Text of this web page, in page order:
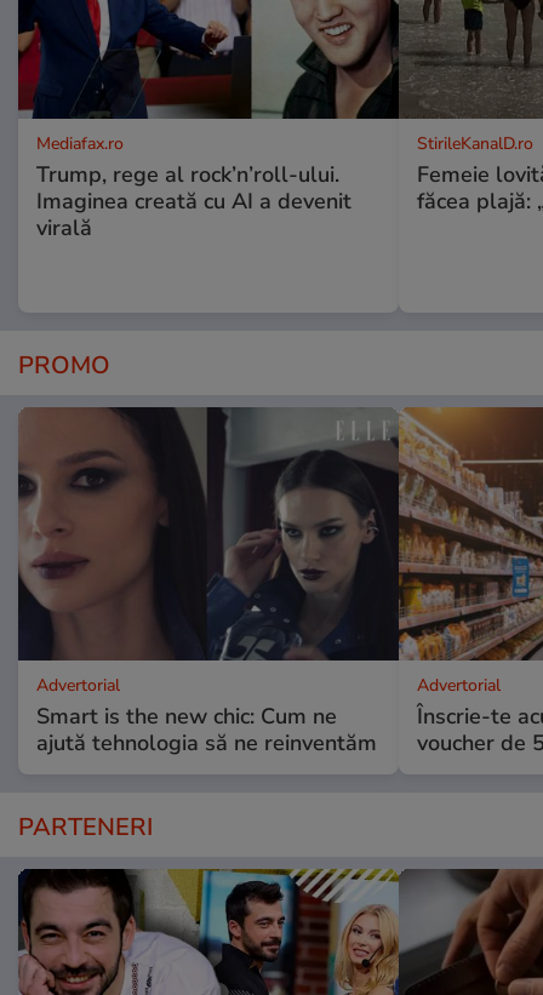
Mediafax.ro
Trump, rege al rock’n’roll-ului.
Imaginea creată cu AI a devenit
virală
StirileKanalD.ro
Femeie
făcea plajă:
PROMO
Advertorial
Smart is the new chic: Cum ne
ajută tehnologia să ne reinventăm
Advertorial
Înscrie-te
voucher de
PARTENERI